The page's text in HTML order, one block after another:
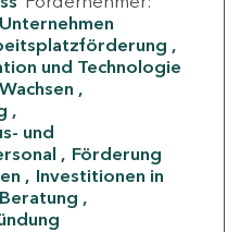
Unternehmen
und Technologie
und
Förderung
Investitionen in